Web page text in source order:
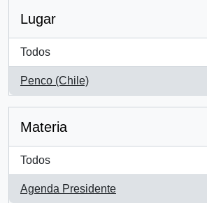
Lugar
Todos
Penco (Chile)
, 1 resultados
Materia
Todos
Agenda Presidente
, 1 resultados